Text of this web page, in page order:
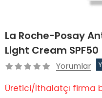
La Roche-Posay
Light Cream SPF50
Yorumlar
Üretici/İthalatçı firma